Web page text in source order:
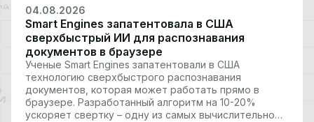
04.08.2026
Smart Engines запатентовала в США
сверхбыстрый ИИ для распознавания
документов в браузере
Ученые Smart Engines запатентовали в США
технологию сверхбыстрого распознавания
документов, которая может работать прямо в
браузере. Разработанный алгоритм на 10-20%
ускоряет свертку – одну из самых вычислительно